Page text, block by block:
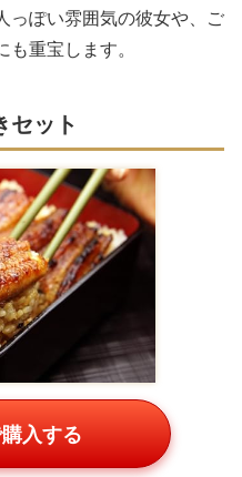
っぽい雰囲気の彼女や、ご
重宝します。
セット
入する